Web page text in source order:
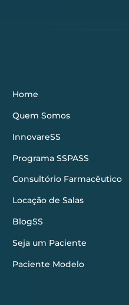
Home
Quem Somos
InnovareSS
Programa SSPASS
Consultório Farmacêutico
Locação de Salas
BlogSS
Seja um Paciente
Paciente Modelo